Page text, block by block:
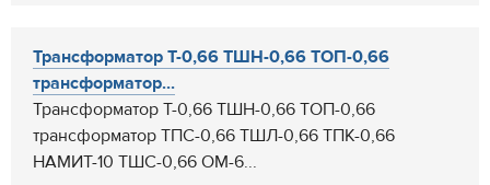
Трансформатор Т-0,66 ТШН-0,66 ТОП-0,66
трансформатор...
Трансформатор Т-0,66 ТШН-0,66 ТОП-0,66
трансформатор ТПС-0,66 ТШЛ-0,66 ТПК-0,66
НАМИТ-10 ТШС-0,66 ОМ-6...